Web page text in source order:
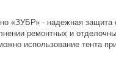
«ЗУБР» - надежная
ремонтных и
использование тента